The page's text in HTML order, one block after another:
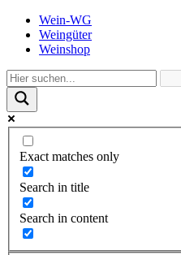
Wein-WG
Weingüter
Weinshop
Exact matches only
Search in title
Search in content